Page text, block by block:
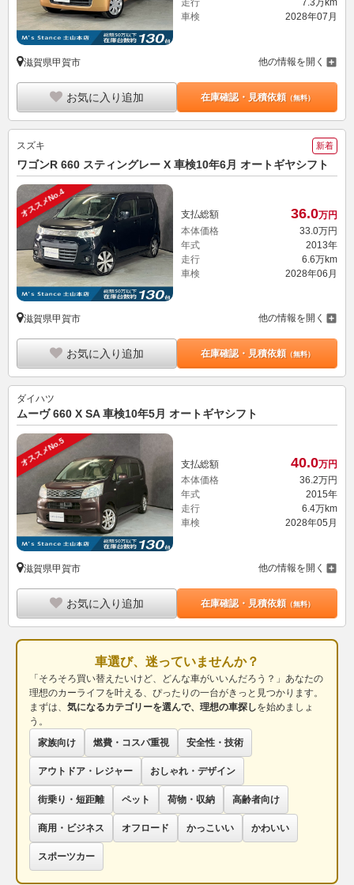
走行
7.3万km
車検
2028年07月
滋賀県甲賀市 他の情報を開く
お気に入り追加 在庫確認・見積依頼（無料）
スズキ 新着
ワゴンR 660 スティングレー X 車検10年6月 オートギヤシフト
オススメNo.4 支払総額 36.0万円
本体価格
33. 0万円
年式
2013年
走行
6.6万km
車検
2028年06月
滋賀県甲賀市 他の情報を開く
お気に入り追加 在庫確認・見積依頼（無料）
ダイハツ
ムーヴ 660 X SA 車検10年5月 オートギヤシフト
オススメNo.5 支払総額 40.0万円
本体価格
36.2万円
年式
2015年
走行
6.4万km
車検
2028年05月
滋賀県甲賀市 他の情報を開く
お気に入り追加 在庫確認・見積依頼（無料）
車選び、迷っていませんか？
「そろそろ買い替えたいけど、どんな車がいいんだろう？」あなたの
理想のカーライフを叶える、ぴったりの一台がきっと見つかります。
まずは、 気になるカテゴリーを選んで、理想の車探しを始めましょ
う。
家族向け
燃費・コスパ重視 安全性・技術
アウトドア・レジャー おしゃれ・デザイン
街乗り・短距離 ペット 荷物・収納 高齢者向け
商用・ビジネス オフロード かっこいい かわいい
スポーツカー